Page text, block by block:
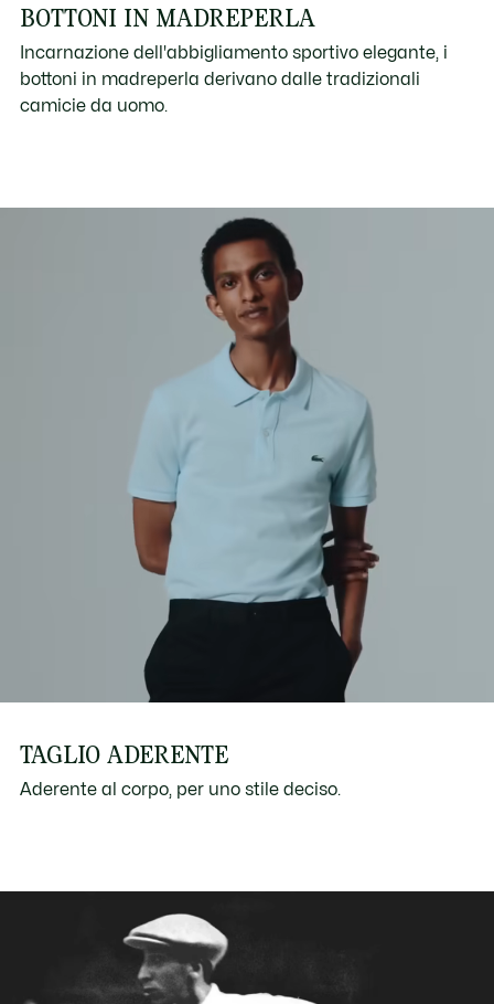
BOTTONI IN MADREPERLA
Incarnazione dell'abbigliamento sportivo elegante, i
bottoni in madreperla derivano dalle tradizionali
camicie da uomo.
TAGLIO ADERENTE
Aderente al corpo, per uno stile deciso.